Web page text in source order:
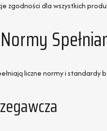
zgodności dla wszystkich
liczne normy i standardy